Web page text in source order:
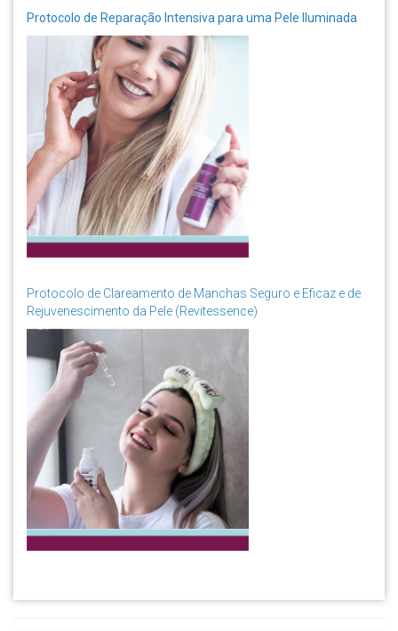
Protocolo de Reparação Intensiva para uma Pele Iluminada
Protocolo de Clareamento de Manchas Seguro e Eficaz e de
Rejuvenescimento da Pele (Revitessence)